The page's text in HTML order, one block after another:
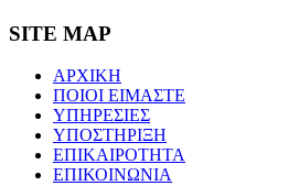
SITE MAP
ΑΡΧΙΚΗ
ΠΟΙΟΙ ΕΙΜΑΣΤΕ
ΥΠΗΡΕΣΙΕΣ
ΥΠΟΣΤΗΡΙΞΗ
ΕΠΙΚΑΙΡΟΤΗΤΑ
ΕΠΙΚΟΙΝΩΝΙΑ